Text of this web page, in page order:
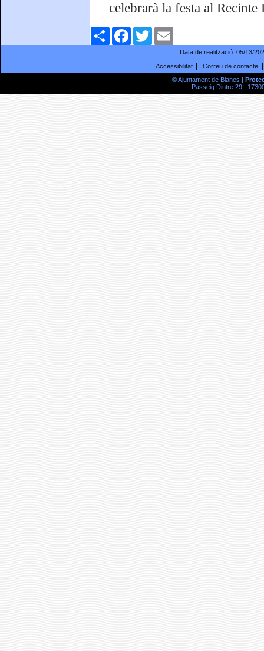
celebrarà la festa al Recinte
ComparteixFacebookTwitter
Data de realització: 05/13/
Accessibilitat
Correu de contacte
© Ajuntament de Blanes |
Passeig Dintre 29 |